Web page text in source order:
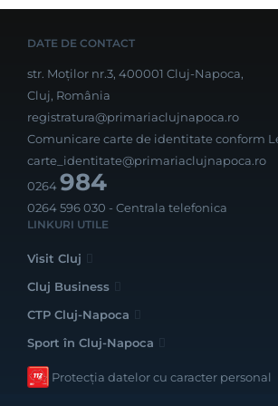
DATE DE CONTACT
str. Moților nr.3, 400001 Cluj-Napoca,
Cluj, România
registratura@primariaclujnapoca.ro
Comunicare carte de identitate conform
carte_identitate@primariaclujnapoca.ro
0264984
0264 596 030 - Centrala telefonica
LINKURI UTILE
Visit Cluj
Cluj Business
CTP Cluj-Napoca
Sport în Cluj-Napoca
Protecția datelor cu caracter personal